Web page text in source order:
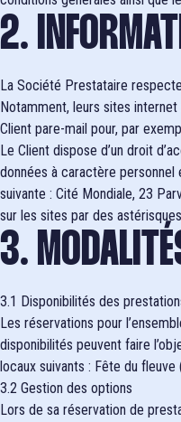
2.
La Société Prestataire
Notamment, leurs sites
Client pare-mail pour, par
Le Client dispose d’un droit
données à caractère
suivante : Cité Mondiale, 23
sur les sites par des
3.
3.1 Disponibilités des
Les réservations pour
disponibilités peuvent faire
locaux suivants : Fête du
3.2 Gestion des options
Lors de sa réservation de